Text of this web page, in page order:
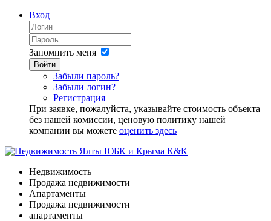
Вход
Запомнить меня
Войти
Забыли пароль?
Забыли логин?
Регистрация
При заявке, пожалуйста, указывайте стоимость объекта
без нашей комиссии, ценовую политику нашей
компании вы можете оценить здесь
Недвижимость
Продажа недвижимости
Апартаменты
Продажа недвижимости
апартаменты